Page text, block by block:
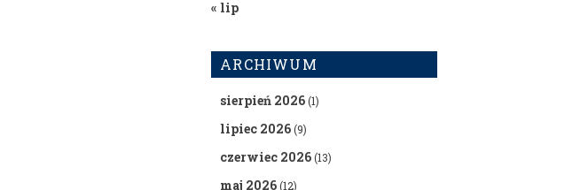
« lip
ARCHIWUM
sierpień 2026(1)
lipiec 2026(9)
czerwiec 2026(13)
maj 2026(12)